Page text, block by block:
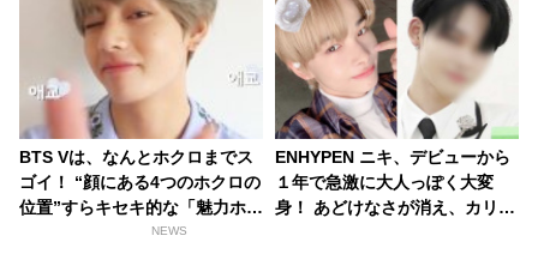
BTS Vは、なんとホクロまでス
ゴイ！ “顔にある4つのホクロの
位置”すらキセキ的な「魅力ホク
NEWS
ENHYPEN ニキ、デビューから
１年で急激に大人っぽく大変
身！ あどけなさが消え、カリス